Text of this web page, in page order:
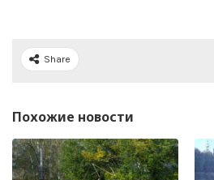
Share
Похожие новости